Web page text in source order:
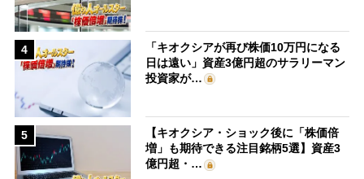
4
「キオクシアが再び株価10万円になる
日は遠い」資産3億円超のサラリーマン
投資家が…
5
【キオクシア・ショック後に「株価倍
増」も期待できる注目銘柄5選】資産3
億円超・…